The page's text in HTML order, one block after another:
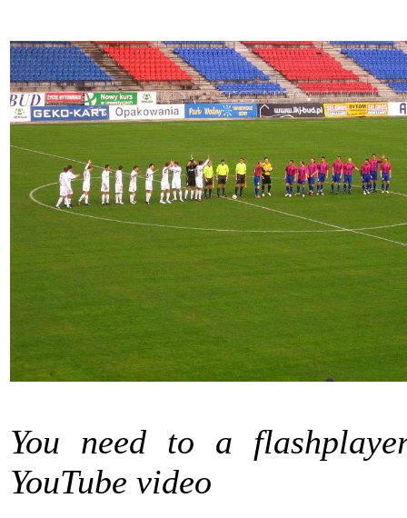
You need to a
YouTube video